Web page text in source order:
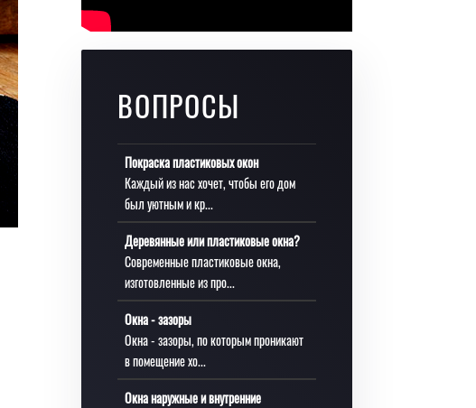
ВОПРОСЫ
Покраска пластиковых окон
Каждый из нас хочет, чтобы его дом
был уютным и кр...
Деревянные или пластиковые окна?
Современные пластиковые окна,
изготовленные из про...
Окна - зазоры
Окна - зазоры, по которым проникают
в помещение хо...
Окна наружные и внутренние